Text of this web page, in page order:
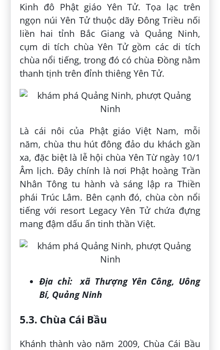
Kinh đô Phật giáo Yên Tử. Tọa lạc trên
ngọn núi Yên Tử thuộc dãy Đông Triều nối
liền hai tỉnh Bắc Giang và Quảng Ninh,
cụm di tích chùa Yên Tử gồm các di tích
chùa nổi tiếng, trong đó có chùa Đồng nằm
thanh tịnh trên đỉnh thiêng Yên Tử.
Là cái nôi của Phật giáo Việt Nam, mỗi
năm, chùa thu hút đông đảo du khách gần
xa, đặc biệt là lễ hội chùa Yên Từ ngày 10/1
Âm lịch. Đây chính là nơi Phật hoàng Trần
Nhân Tông tu hành và sáng lập ra Thiền
phái Trúc Lâm. Bên cạnh đó, chùa còn nổi
tiếng với resort Legacy Yên Tử chứa đựng
mang đậm dấu ấn tinh thần Việt.
Địa chỉ:xã Thượng Yên Công, Uông
Bí, Quảng Ninh
5.3. Chùa Cái Bầu
Khánh thành vào năm 2009, Chùa Cái Bầu